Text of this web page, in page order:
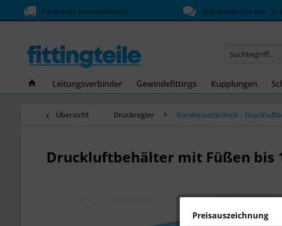
Pauschale Versandkosten Kundenservice Mo - Fr
Leitungsverbinder Gewindefittings Kupplungen
Übersicht Druckregler Kondensattechnik -
Druckluftbehälter mit Füßen bis
Preisauszeichnung